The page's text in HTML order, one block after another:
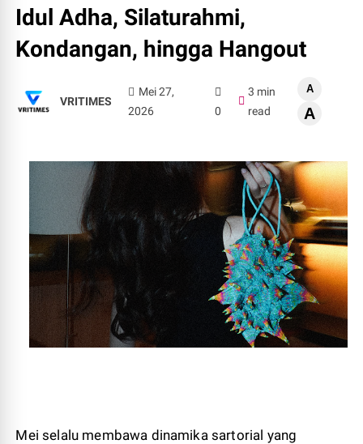
Idul Adha, Silaturahmi,
Kondangan, hingga Hangout
VRITIMES
Mei 27,
2026
0
3 min
read
A
A
Mei selalu membawa dinamika sartorial yang